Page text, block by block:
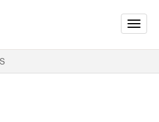
Toggle